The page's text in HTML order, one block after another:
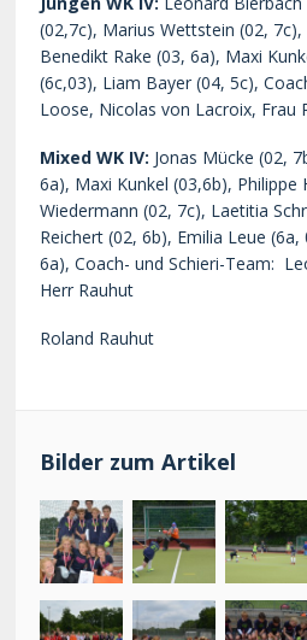
(02,7c), Marius Wettstein (02,
Benedikt Rake (03, 6a), Maxi
(6c,03), Liam Bayer (04, 5c),
Loose, Nicolas von Lacroix, Frau
Mixed WK IV: Jonas Mücke (02,
6a), Maxi Kunkel (03,6b), Philippe
Wiedermann (02, 7c), Laetitia
Reichert (02, 6b), Emilia Leue (6a,
6a), Coach- und Schieri-Team:
Herr Rauhut
Roland Rauhut
Bilder zum Artikel